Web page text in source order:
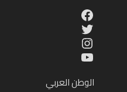
Facebook
Twitter
Instagram
YouTube
الوطن العربي